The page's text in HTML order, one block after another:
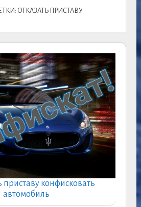
ОТКАЗАТЬ ПРИСТАВУ
приставу конфисковать
автомобиль